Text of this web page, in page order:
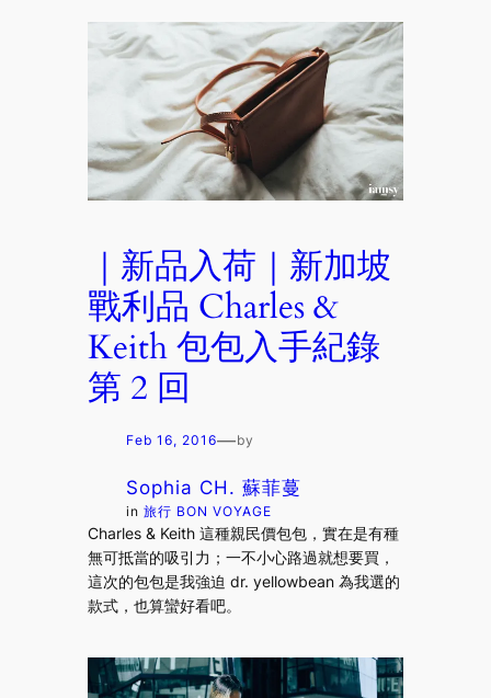
｜新品入荷｜新加坡
戰利品 Charles &
Keith 包包入手紀錄
第 2 回
Feb 16, 2016—by
Sophia CH. 蘇菲蔓
in旅行 BON VOYAGE
Charles & Keith 這種親民價包包，實在是有種
無可抵當的吸引力；一不小心路過就想要買，
這次的包包是我強迫 dr. yellowbean 為我選的
款式，也算蠻好看吧。